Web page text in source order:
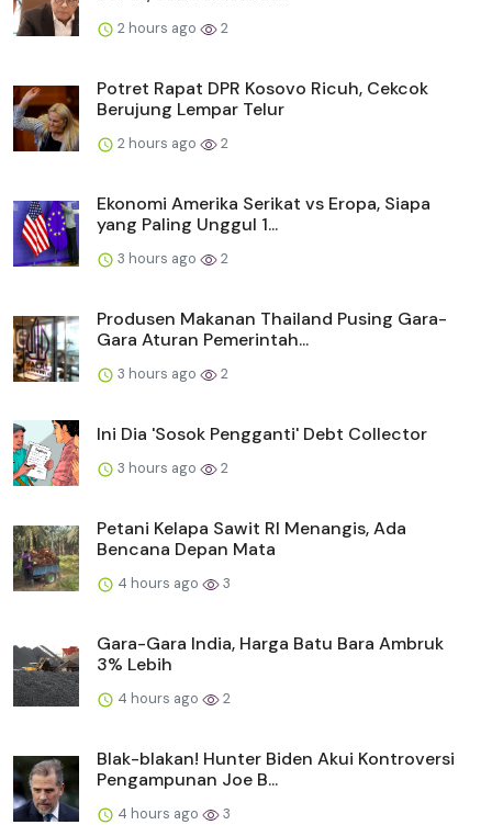
2 hours ago 2
Potret Rapat DPR Kosovo Ricuh, Cekcok
Berujung Lempar Telur
2 hours ago 2
Ekonomi Amerika Serikat vs Eropa, Siapa
yang Paling Unggul 1...
3 hours ago 2
Produsen Makanan Thailand Pusing Gara-
Gara Aturan Pemerintah...
3 hours ago 2
Ini Dia 'Sosok Pengganti' Debt Collector
3 hours ago 2
Petani Kelapa Sawit RI Menangis, Ada
Bencana Depan Mata
4 hours ago 3
Gara-Gara India, Harga Batu Bara Ambruk
3% Lebih
4 hours ago 2
Blak-blakan! Hunter Biden Akui Kontroversi
Pengampunan Joe B...
4 hours ago 3